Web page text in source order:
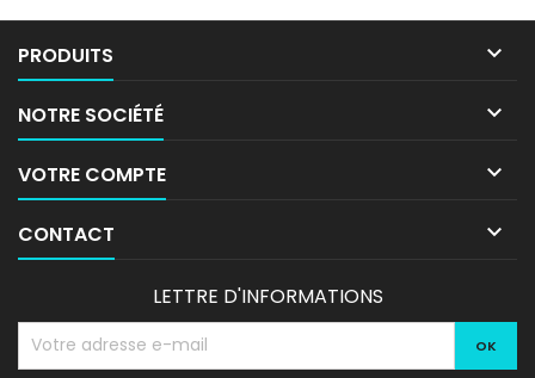
PRODUITS 
NOTRE SOCIÉTÉ 
VOTRE COMPTE 
CONTACT 
LETTRE D'INFORMATIONS